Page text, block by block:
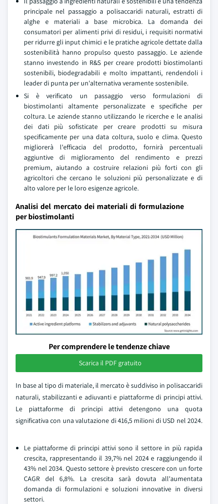
principale nel passaggio a polisaccaridi naturali, estratti di
alghe e materiali a base microbica. La domanda dei
consumatori per alimenti privi di residui, i requisiti normativi
per ridurre gli input chimici e le pratiche agricole dettate dalla
sostenibilità hanno propulso questo passaggio. Le aziende
stanno investendo in R&S per creare prodotti biostimolanti
sostenibili, biodegradabili e molto impattanti, rendendoli i
leader di punta per un'alternativa veramente sostenibile.
Si è verificato un passaggio verso formulazioni di
biostimolanti altamente personalizzate e specifiche per
coltura. Le aziende stanno utilizzando le ricerche e le analisi
dei dati più sofisticate per creare prodotti su misura
specificamente per una data coltura, suolo e clima. Questo
migliorerà l'efficacia del prodotto, fornirà percentuali
aggiuntive di miglioramento del rendimento e prezzi
premium, aiutando a costruire relazioni più forti con gli
agricoltori che cercano le soluzioni più personalizzate e di
alto valore per le loro esigenze agricole.
Analisi del mercato dei materiali di formulazione
per biostimolanti
Per comprendere le tendenze chiave
Scarica il PDF gratuito
In base al tipo di materiale, il mercato è suddiviso in polisaccaridi
naturali, stabilizzanti e adiuvanti e piattaforme di principi attivi.
Le piattaforme di principi attivi detengono una quota
significativa con una valutazione di 416,5 milioni di USD nel 2024.
Le piattaforme di principi attivi sono il settore in più rapida
crescita, rappresentando il 39,7% nel 2024 e raggiungendo il
43% nel 2034. Questo settore è previsto crescere con un forte
CAGR del 6,8%. La crescita sarà dovuta all'aumentata
domanda di formulazioni e soluzioni innovative in diversi
settori.